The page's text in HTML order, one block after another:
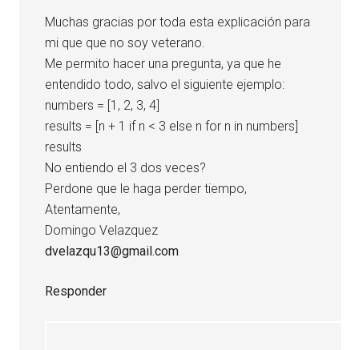
Muchas gracias por toda esta explicación para
mi que que no soy veterano.
Me permito hacer una pregunta, ya que he
entendido todo, salvo el siguiente ejemplo:
numbers = [1, 2, 3, 4]
results = [n + 1 if n < 3 else n for n in numbers]
results
No entiendo el 3 dos veces?
Perdone que le haga perder tiempo,
Atentamente,
Domingo Velazquez
dvelazqu13@gmail.com
Responder